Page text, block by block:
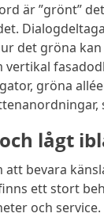
är ”grönt”
det gröna kan
vertikal
gröna
lågt
att bevara
ett stort
och service.